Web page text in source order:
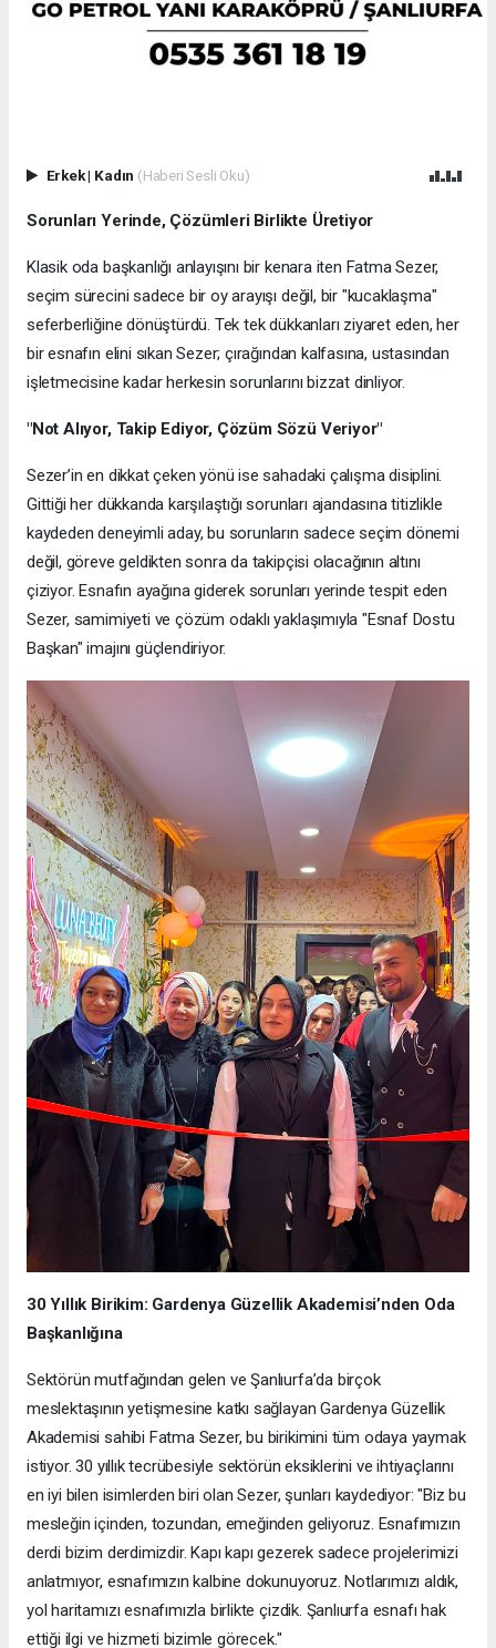
Erkek| Kadın (Haberi Sesli Oku)
Sorunları Yerinde, Çözümleri Birlikte Üretiyor
Klasik oda başkanlığı anlayışını bir kenara iten Fatma Sezer,
seçim sürecini sadece bir oy arayışı değil, bir "kucaklaşma"
seferberliğine dönüştürdü. Tek tek dükkanları ziyaret eden, her
bir esnafın elini sıkan Sezer; çırağından kalfasına, ustasından
işletmecisine kadar herkesin sorunlarını bizzat dinliyor.
"Not Alıyor, Takip Ediyor, Çözüm Sözü Veriyor"
Sezer’in en dikkat çeken yönü ise sahadaki çalışma disiplini.
Gittiği her dükkanda karşılaştığı sorunları ajandasına titizlikle
kaydeden deneyimli aday, bu sorunların sadece seçim dönemi
değil, göreve geldikten sonra da takipçisi olacağının altını
çiziyor. Esnafın ayağına giderek sorunları yerinde tespit eden
Sezer, samimiyeti ve çözüm odaklı yaklaşımıyla "Esnaf Dostu
Başkan" imajını güçlendiriyor.
30 Yıllık Birikim: Gardenya Güzellik Akademisi’nden Oda
Başkanlığına
Sektörün mutfağından gelen ve Şanlıurfa’da birçok
meslektaşının yetişmesine katkı sağlayan Gardenya Güzellik
Akademisi sahibi Fatma Sezer, bu birikimini tüm odaya yaymak
istiyor. 30 yıllık tecrübesiyle sektörün eksiklerini ve ihtiyaçlarını
en iyi bilen isimlerden biri olan Sezer, şunları kaydediyor: "Biz bu
mesleğin içinden, tozundan, emeğinden geliyoruz. Esnafımızın
derdi bizim derdimizdir. Kapı kapı gezerek sadece projelerimizi
anlatmıyor, esnafımızın kalbine dokunuyoruz. Notlarımızı aldık,
yol haritamızı esnafımızla birlikte çizdik. Şanlıurfa esnafı hak
ettiği ilgi ve hizmeti bizimle görecek."